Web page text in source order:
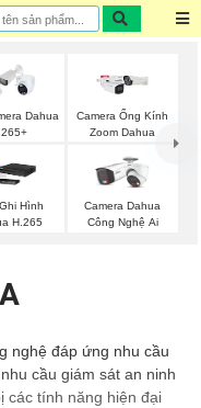
Dahua
Camera Ống Kính
Zoom Dahua
Hình
H.265
Camera Dahua
Công Nghệ Ai
nghệ đáp ứng nhu cầu
cầu giám sát an ninh
các tính năng hiện đại